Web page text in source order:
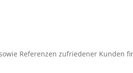
Referenzen zufriedener Kunden